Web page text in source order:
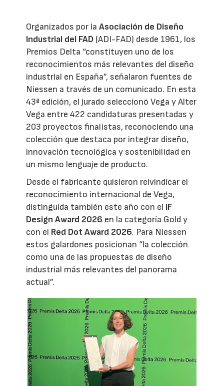
Organizados por laAsociación de Diseño
Industrial del FAD (ADI-FAD) desde 1961, los
Premios Delta “constituyen uno de los
reconocimientos más relevantes del diseño
industrial en España”, señalaron fuentes de
Niessen a través de un comunicado. En esta
43ª edición, el jurado seleccionó Vega y Alter
Vega entre 422 candidaturas presentadas y
203 proyectos finalistas, reconociendo una
colección que destaca por integrar diseño,
innovación tecnológica y sostenibilidad en
un mismo lenguaje de producto.
Desde el fabricante quisieron reivindicar el
reconocimiento internacional de Vega,
distinguida también este año con el iF
Design Award 2026 en la categoría Gold y
con el Red Dot Award 2026. Para Niessen
estos galardones posicionan “la colección
como una de las propuestas de diseño
industrial más relevantes del panorama
actual”.